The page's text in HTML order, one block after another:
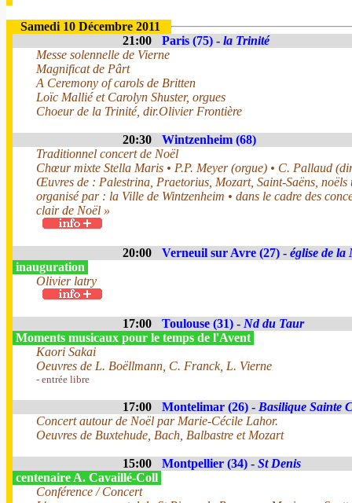
Samedi 10 Décembre 2011
21:00
Paris (75) - la Trinité
Messe solennelle de Vierne
Magnificat de Pârt
A Ceremony of carols de Britten
Loïc Mallié et Carolyn Shuster, orgues
Choeur de la Trinité, dir.Olivier Frontière
20:30
Wintzenheim (68)
Traditionnel concert de Noël
Chœur mixte Stella Maris • P.P. Meyer (orgue) • C. Pallaud
Œuvres de : Palestrina, Praetorius, Mozart, Saint-Saëns, noëls
organisé par : la Ville de Wintzenheim • dans le cadre des
clair de Noël »
20:00 Verneuil sur Avre (27) - église de la
inauguration
Olivier latry
17:00 Toulouse (31) - Nd du Taur
Moments musicaux pour le temps de l'Avent
Kaori Sakai
Oeuvres de L. Boëllmann, C. Franck, L. Vierne
- entrée libre
17:00 Montelimar (26) - Basilique Sainte
Concert autour de Noël par Marie-Cécile Lahor.
Oeuvres de Buxtehude, Bach, Balbastre et Mozart
15:00 Montpellier (34) - St Denis
centenaire A. Cavaillé-Coll
Conférence / Concert